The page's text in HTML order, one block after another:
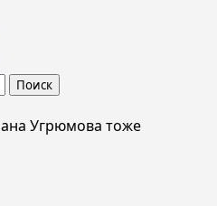
Угрюмова тоже